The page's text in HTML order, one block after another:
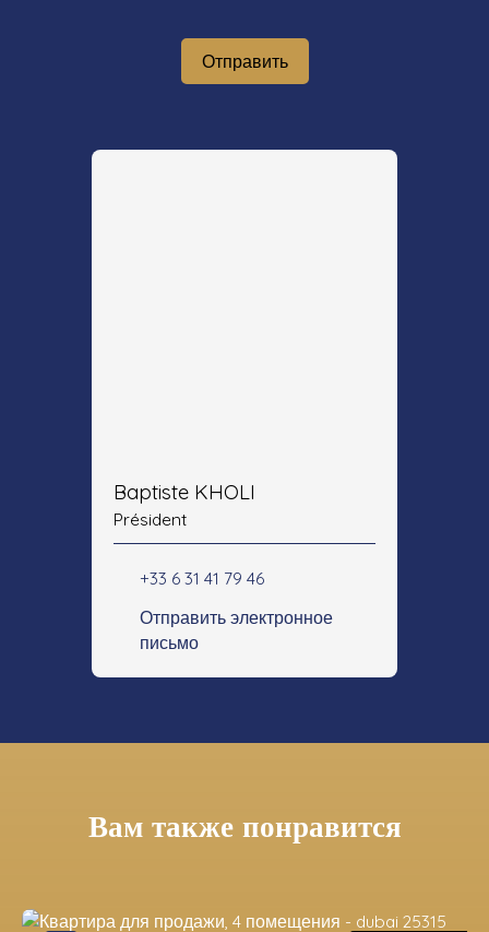
Отправить
Baptiste KHOLI
Président
+33 6 31 41 79 46
Отправить электронное
письмо
Вам также понравится